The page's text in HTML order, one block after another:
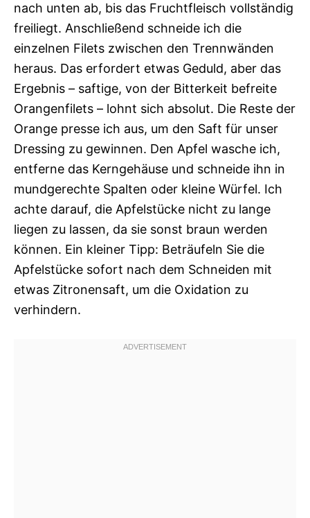
nach unten ab, bis das Fruchtfleisch vollständig
freiliegt. Anschließend schneide ich die
einzelnen Filets zwischen den Trennwänden
heraus. Das erfordert etwas Geduld, aber das
Ergebnis – saftige, von der Bitterkeit befreite
Orangenfilets – lohnt sich absolut. Die Reste der
Orange presse ich aus, um den Saft für unser
Dressing zu gewinnen. Den Apfel wasche ich,
entferne das Kerngehäuse und schneide ihn in
mundgerechte Spalten oder kleine Würfel. Ich
achte darauf, die Apfelstücke nicht zu lange
liegen zu lassen, da sie sonst braun werden
können. Ein kleiner Tipp: Beträufeln Sie die
Apfelstücke sofort nach dem Schneiden mit
etwas Zitronensaft, um die Oxidation zu
verhindern.